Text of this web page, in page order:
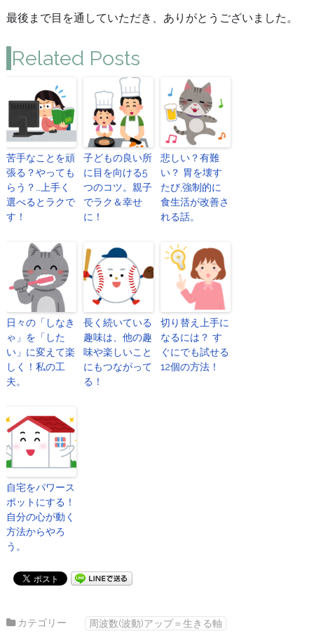
最後まで目を通していただき、ありがとうございました。
Related Posts
苦手なことを頑
張る？やっても
らう？…上手く
選べるとラクで
す！
子どもの良い所
に目を向ける5
つのコツ。親子
でラク＆幸せ
に！
悲しい？有難
い？ 胃を壊す
たび,強制的に
食生活が改善さ
れる話。
日々の「しなき
ゃ」を「した
い」に変えて楽
しく！私の工
夫。
長く続いている
趣味は、他の趣
味や楽しいこと
にもつながって
る！
切り替え上手に
なるには？ す
ぐにでも試せる
12個の方法！
自宅をパワース
ポットにする！
自分の心が動く
方法からやろ
う。
カテゴリー 周波数(波動)アップ＝生きる軸